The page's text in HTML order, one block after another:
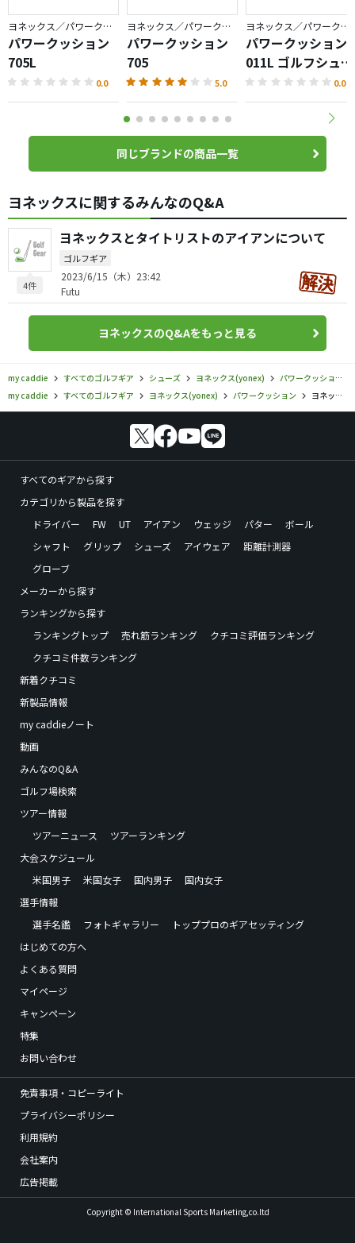
ヨネックス／パワークッション
パワークッション
705L
0.0
ヨネックス／パワークッション
パワークッション
705
5.0
ヨネックス／パワークッション
パワークッション
011L ゴルフシュー
ズ
0.0
同じブランドの商品一覧
ヨネックスに関するみんなのQ&A
4件
ヨネックスとタイトリストのアイアンについて
ゴルフギア
2023/6/15（木）23:42
Futu
ヨネックスのQ&Aをもっと見る
my caddie すべてのゴルフギア シューズ ヨネックス(yonex)
パワークッション
my caddie
すべてのゴルフギア ヨネックス(yonex) パワークッション ヨネックス／パワークッション／パワークッション701L ゴルフシューズの口コミ評価
すべてのギアから探す
カテゴリから製品を探す
ドライバー
FW UT アイアン ウェッジ パター
ボール
シャフト
グリップ シューズ アイウェア
距離計測器
グローブ
メーカーから探す
ランキングから探す
ランキングトップ
売れ筋ランキング
クチコミ評価ランキング
クチコミ件数ランキング
新着クチコミ
新製品情報
my caddieノート
動画
みんなのQ&A
ゴルフ場検索
ツアー情報
ツアーニュース
ツアーランキング
大会スケジュール
米国男子
米国女子 国内男子
国内女子
選手情報
選手名鑑
フォトギャラリー
トッププロのギアセッティング
はじめての方へ
よくある質問
マイページ
キャンペーン
特集
お問い合わせ
免責事項・コピーライト
プライバシーポリシー
利用規約
会社案内
広告掲載
Copyright © International Sports Marketing,co.ltd